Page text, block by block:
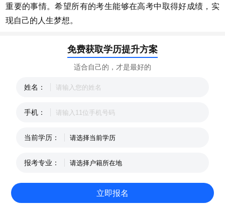
重要的事情。希望所有的考生能够在高考中取得好成绩，实
现自己的人生梦想。
免费获取学历提升方案
适合自己的，才是最好的
姓名：
手机：
当前学历：
报考专业：